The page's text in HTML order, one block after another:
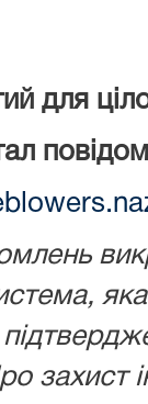
для
захист